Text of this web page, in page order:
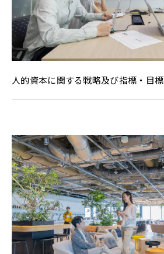
人的資本に関する戦略及び指標・目標